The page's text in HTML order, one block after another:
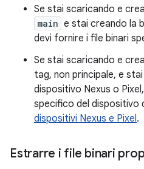
Se stai scaricando e
main e stai creando la
devi fornire i file binari
Se stai scaricando e
tag, non principale, e
dispositivo Nexus o
specifico del dispositivo
dispositivi Nexus e Pixel.
Estrarre i file binari